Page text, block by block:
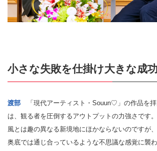
小さな失敗を仕掛け大きな成
渡部 「現代アーティスト・Souun♡」の作品を
は、観る者を圧倒するアウトプットの力強さです
風とは趣の異なる新境地にほかならないのですが
奥底では通じ合っているような不思議な感覚に襲わ